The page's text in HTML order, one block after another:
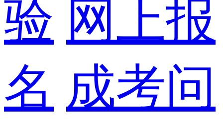
验 网上报
名 成考问